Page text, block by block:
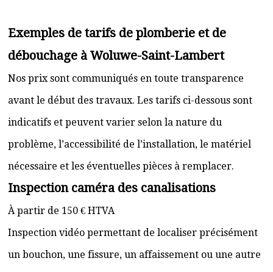
Exemples de tarifs de plomberie et de
débouchage à Woluwe-Saint-Lambert
Nos prix sont communiqués en toute transparence
avant le début des travaux. Les tarifs ci-dessous sont
indicatifs et peuvent varier selon la nature du
problème, l’accessibilité de l’installation, le matériel
nécessaire et les éventuelles pièces à remplacer.
Inspection caméra des canalisations
À partir de 150 € HTVA
Inspection vidéo permettant de localiser précisément
un bouchon, une fissure, un affaissement ou une autre